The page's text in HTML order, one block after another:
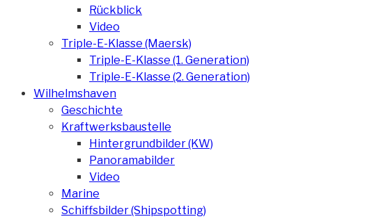
Rückblick
Video
Triple-E-Klasse (Maersk)
Triple-E-Klasse (1. Generation)
Triple-E-Klasse (2. Generation)
Wilhelmshaven
Geschichte
Kraftwerksbaustelle
Hintergrundbilder (KW)
Panoramabilder
Video
Marine
Schiffsbilder (Shipspotting)